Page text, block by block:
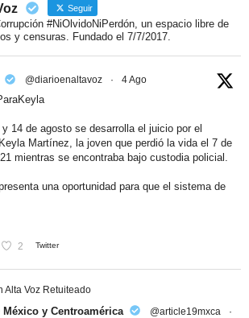
Seguir
#NiOlvidoNiPerdón, un espacio libre de
y censuras. Fundado el 7/7/2017.
@diarioenaltavoz · 4 Ago
14 de agosto se desarrolla el juicio por el
Martínez, la joven que perdió la vida el 7 de
mientras se encontraba bajo custodia policial.
una oportunidad para que el sistema de
2 Twitter
Alta Voz Retuiteado
México y Centroamérica @article19mxca ·